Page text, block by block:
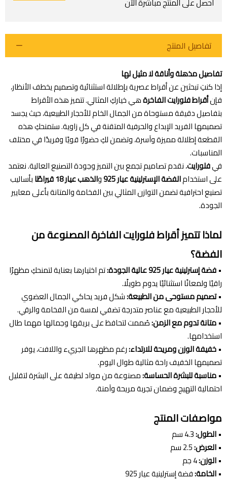
اطلب المنتج
تفاصيل المنتج
تفاصيل مذهلة وأناقة لا مثيل لها
إذا كنتِ تبحثين عن أقراط عصرية بإطلالة استثنائية وتصميم يخطف الأنظار،
فإنأقراط فلورايت الفاخرةهي خياركِ المثالي. تتميز هذه الأقراط
بتفاصيل دقيقة مستوحاة من الجمال الخام للأحجار الطبيعية، حيث يجسد
تصميمها الفريد الإبداع والحرفية المتقنة في كل زاوية. ستمنحكِ هذه
القطعة إطلالة مميزة وآسرة، وتضمن لكِ حضورًا قويًا وفريدًا في مختلف
المناسبات.
فيفلورايت، نقدم تصاميم تجمع بين التميز وجودة التصنيع العالية. نعتمد
على استخدامالفضة الإسترلينية عيار 925 والذهب عيار 18 قيراطًا
بأساليب
تصنيع احترافية تضمن التوازن المثالي بين الفخامة والمتانة بأعلى معايير
الجودة.
لماذا تتميز أقراط فلورايت الفاخرة المصنوعة من
الفضة؟
•فضة إسترلينية عيار 925 عالية الجودة:
تم اختيارها بعناية لتمنحكِ مظهرًا
راقيًا ولمعانًا استثنائيًا يدوم طويلًا.
•تصميم مستوحى من الطبيعة:شكل فريد يحاكي الجمال العضوي
للأحجار الطبيعية مع عناصر متدرجة تضفي لمسة من الفخامة والرقي.
•متانة تدوم مع الزمن:صُممت لتحافظ على بريقها وجمالها مهما طال
استخدامها.
•خفيفة الوزن ومريحة للارتداء:رغم مظهرها الجريء واللافت، يوفر
تصميمها الخفيف راحة مثالية طوال اليوم.
•مناسبة للبشرة الحساسة:مصنوعة من مواد لطيفة على البشرة لتقليل
احتمالية التهيج وضمان تجربة مريحة وآمنة.
مواصفات المنتج
•الطول:
•العرض:
•الوزن:
•الخامة:فضة إسترلينية عيار 925